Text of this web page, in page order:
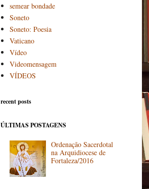
semear bondade
Soneto
Soneto: Poesia
Vaticano
Vídeo
Videomensagem
VÍDEOS
recent posts
ÚLTIMAS POSTAGENS
Ordenação Sacerdotal
na Arquidiocese de
Fortaleza/2016